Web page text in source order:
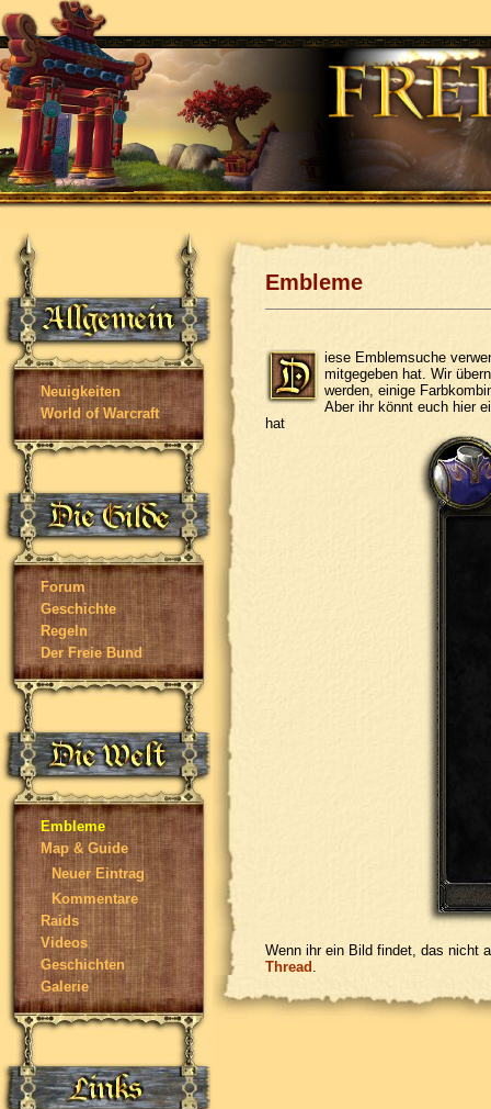
Neuigkeiten
World of Warcraft
Forum
Geschichte
Regeln
Der Freie Bund
Embleme
Map & Guide
Neuer Eintrag
Kommentare
Raids
Videos
Geschichten
Galerie
Embleme
iese Emblemsuche
mitgegeben hat. Wir
werden, einige
Aber ihr könnt euch hier
hat
Wenn ihr ein Bild findet, das nicht
Thread .